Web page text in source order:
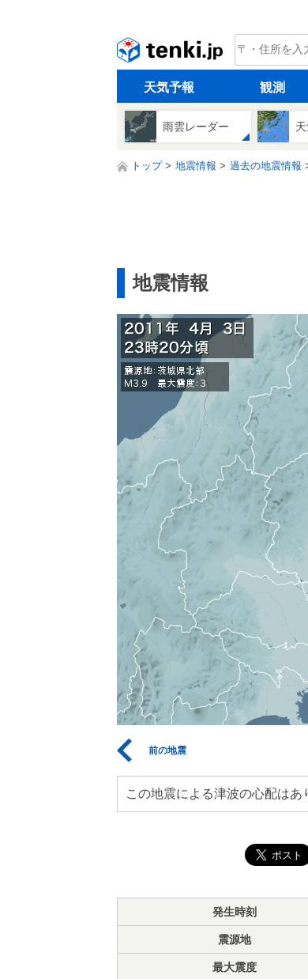
tenki.jp
天気予報 観測
雨雲レーダー
トップ 地震情報 過去の地震情報
地震情報
前の地震
この地震による津波の心配はあ
発生時刻
震源地
最大震度